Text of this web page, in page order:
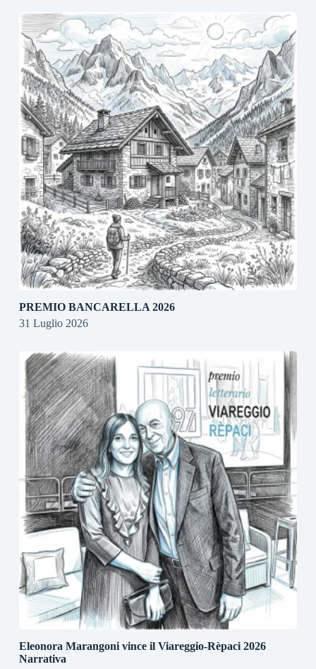
PREMIO BANCARELLA 2026
31 Luglio 2026
Eleonora Marangoni vince il Viareggio-Rèpaci 2026
Narrativa